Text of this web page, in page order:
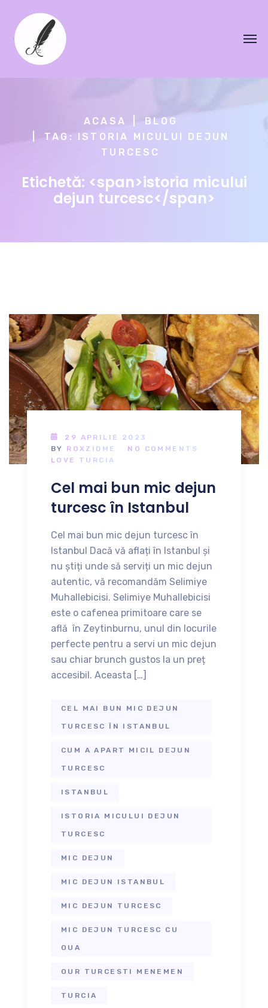
ACASA
BLOG
TAG: ISTORIA MICULUI DEJUN
TURCESC
Etichetă: <span>istoria micului
dejun turcesc</span>
29 APRILIE 2023
BY ROXZIDME
NO COMMENTS
LOVE TURCIA
Cel mai bun mic dejun
turcesc în Istanbul
Cel mai bun mic dejun turcesc în
Istanbul Dacă vă aflați în Istanbul și
nu știți unde să serviți un mic dejun
autentic, vă recomandăm Selimiye
Muhallebicisi. Selimiye Muhallebicisi
este o cafenea primitoare care se
află în Zeytinburnu, unul din locurile
perfecte pentru a servi un mic dejun
sau chiar brunch gustos la un preț
accesibil. Aceasta […]
CEL MAI BUN MIC DEJUN
TURCESC ÎN ISTANBUL
CUM A APART MICIL DEJUN
TURCESC
ISTANBUL
ISTORIA MICULUI DEJUN
TURCESC
MIC DEJUN
MIC DEJUN ISTANBUL
MIC DEJUN TURCESC
MIC DEJUN TURCESC CU
OUA
OUR TURCESTI MENEMEN
TURCIA